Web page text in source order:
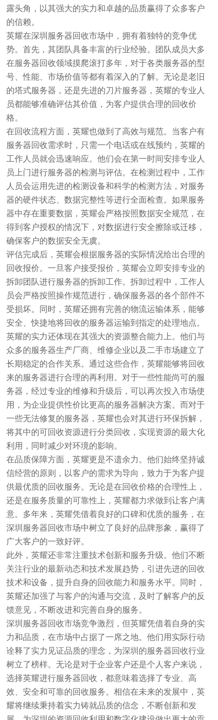
露头角，以其强大的实力和卓越的品质赢得了众多客户
的信赖。
英耀在深圳服务器回收市场中，拥有着独特的竞争优
势。首先，其团队具备丰富的行业经验。团队成员大多
在服务器回收领域摸爬滚打多年，对于各类服务器的型
号、性能、市场价值等都有着深入的了解。无论是老旧
的塔式服务器，还是先进的刀片服务器，英耀的专业人
员都能够准确评估其价值，为客户提供合理的回收价
格。
在回收流程方面，英耀也做到了高效与规范。当客户有
服务器回收需求时，只需一个电话或在线预约，英耀的
工作人员就会迅速响应。他们会在第一时间安排专业人
员上门进行服务器的检测与评估。在检测过程中，工作
人员会运用先进的检测设备和科学的检测方法，对服务
器的硬件状态、数据完整性等进行全面检查。如果服务
器中存在重要数据，英耀会严格按照数据安全规范，在
得到客户授权的情况下，对数据进行安全擦除或迁移，
确保客户的数据安全无虞。
评估完成后，英耀会根据服务器的实际情况给出合理的
回收报价。一旦客户接受报价，英耀会立即安排专业的
拆卸团队进行服务器的拆卸工作。拆卸过程中，工作人
员会严格按照操作规范进行，确保服务器的各个部件不
受损坏。同时，英耀还拥有完善的物流运输体系，能够
安全、快捷地将回收的服务器运输到指定的处理地点。
英耀的实力还体现在其强大的资源整合能力上。他们与
众多的服务器生产厂商、维修企业以及二手市场建立了
长期稳定的合作关系。通过这些合作，英耀能够将回收
来的服务器进行合理的再利用。对于一些性能尚可的服
务器，经过专业的维修和升级后，可以再次投入市场使
用，为企业提供性价比更高的服务器解决方案。而对于
一些无法修复的服务器，英耀也会对其进行环保拆解，
将其中的可回收资源进行分类回收，实现资源的最大化
利用，同时减少对环境的影响。
在品质保障方面，英耀更是不遗余力。他们始终坚持诚
信经营的原则，以客户的需求为导向，致力于为客户提
供最优质的回收服务。无论是在回收价格的合理性上，
还是在服务质量的可靠性上，英耀都力求做到让客户满
意。多年来，英耀凭借着良好的口碑和优质的服务，在
深圳服务器回收市场中树立了良好的品牌形象，赢得了
广大客户的一致好评。
此外，英耀还非常注重技术创新和服务升级。他们不断
关注行业的最新动态和技术发展趋势，引进先进的回收
技术和设备，提升自身的回收能力和服务水平。同时，
英耀还加强了与客户的沟通与交流，及时了解客户的反
馈意见，不断改进和完善自身的服务。
深圳服务器回收市场竞争激烈，但英耀凭借着自身的实
力和品质，在市场中占据了一席之地。他们用实际行动
诠释了实力见证品质的理念，为深圳的服务器回收行业
树立了榜样。无论是对于企业客户还是个人客户来说，
选择英耀进行服务器回收，都意味着选择了专业、高
效、安全和可靠的回收服务。相信在未来的发展中，英
耀将继续秉持着实力铸就品质的信念，不断创新和发